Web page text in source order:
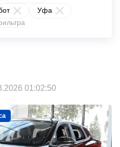
Уфа
01:02:50